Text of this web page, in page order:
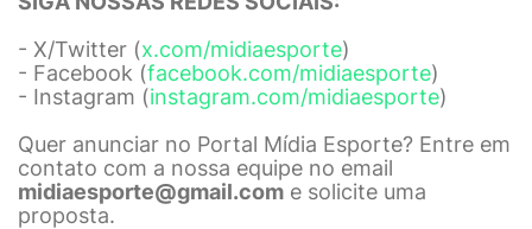
- X/Twitter (x.com/midiaesporte)
- Facebook (facebook.com/midiaesporte)
- Instagram (instagram.com/midiaesporte)
Quer anunciar no Portal Mídia Esporte? Entre em
contato com a nossa equipe no email
midiaesporte@gmail.com e solicite uma
proposta.